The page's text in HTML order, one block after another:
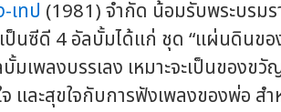
เทป (1981) จำกัด น้อมรับพระบรม
ป็นซีดี 4 อัลบั้มได้แก่ ชุด “แผ่นดินขอ
มเพลงบรรเลง เหมาะจะเป็นของข
และสุขใจกับการฟังเพลงของพ่อ ส